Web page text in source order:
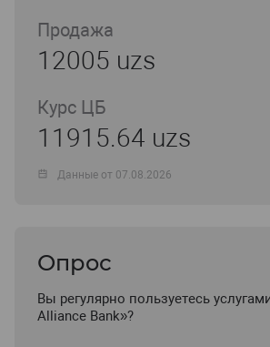
Продажа
12005 uzs
Курс ЦБ
11915.64 uzs
Данные от 07.08.2026
Опрос
Вы регулярно пользуетесь
Alliance Bank»?